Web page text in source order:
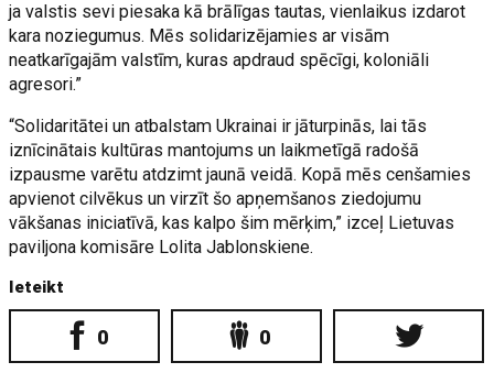
ja valstis sevi piesaka kā brālīgas tautas, vienlaikus izdarot
kara noziegumus. Mēs solidarizējamies ar visām
neatkarīgajām valstīm, kuras apdraud spēcīgi, koloniāli
agresori.”
“Solidaritātei un atbalstam Ukrainai ir jāturpinās, lai tās
iznīcinātais kultūras mantojums un laikmetīgā radošā
izpausme varētu atdzimt jaunā veidā. Kopā mēs cenšamies
apvienot cilvēkus un virzīt šo apņemšanos ziedojumu
vākšanas iniciatīvā, kas kalpo šim mērķim,” izceļ Lietuvas
paviljona komisāre Lolita Jablonskiene.
Ieteikt
0 0